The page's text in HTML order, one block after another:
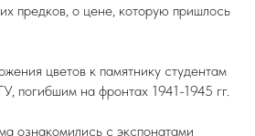
предков, о цене, которую пришлось
цветов к памятнику студентам
погибшим на фронтах 1941-1945 гг.
ознакомились с экспонатами